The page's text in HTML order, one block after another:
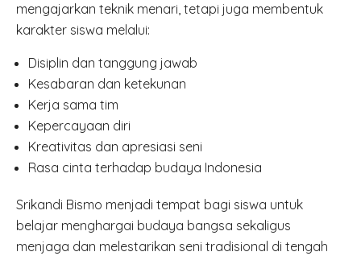
mengajarkan teknik menari, tetapi juga membentuk
karakter siswa melalui:
Disiplin dan tanggung jawab
Kesabaran dan ketekunan
Kerja sama tim
Kepercayaan diri
Kreativitas dan apresiasi seni
Rasa cinta terhadap budaya Indonesia
Srikandi Bismo menjadi tempat bagi siswa untuk
belajar menghargai budaya bangsa sekaligus
menjaga dan melestarikan seni tradisional di tengah